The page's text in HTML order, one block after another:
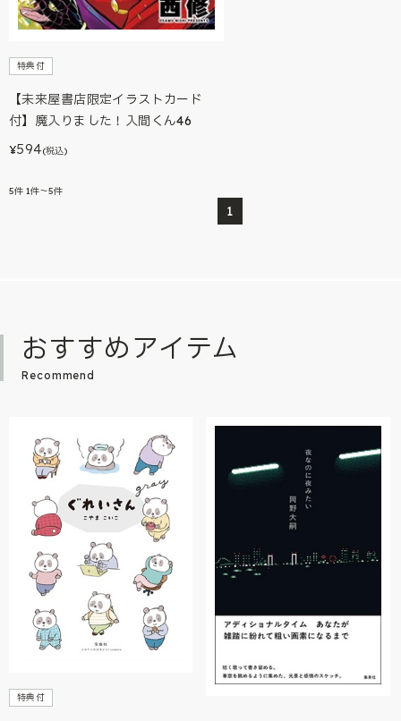
特典付
【未来屋書店限定イラストカード
付】魔入りました！入間くん46
¥594(税込)
5件 1件～5件
1
おすすめアイテム
Recommend
特典付